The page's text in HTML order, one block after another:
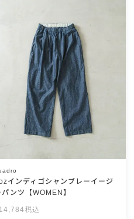
インディゴシャンブレーイージ
パンツ【WOMEN】
14,784税込